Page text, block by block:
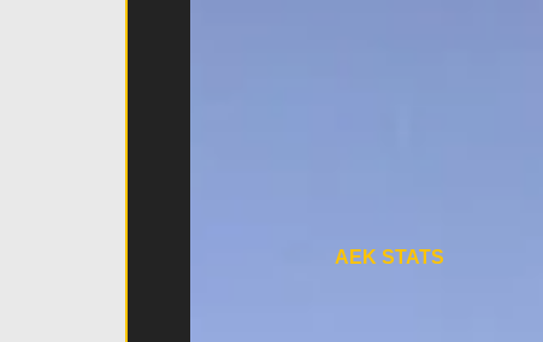
AEK STATS